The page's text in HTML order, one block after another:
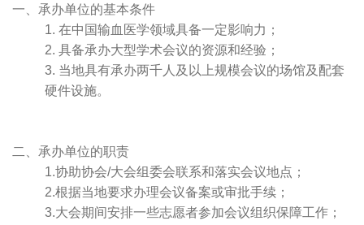
一、承办单位的基本条件
1. 在中国输血医学领域具备一定影响力；
2. 具备承办大型学术会议的资源和经验；
3. 当地具有承办两千人及以上规模会议的场馆及配套
硬件设施。
二、承办单位的职责
1.协助协会/大会组委会联系和落实会议地点；
2.根据当地要求办理会议备案或审批手续；
3.大会期间安排一些志愿者参加会议组织保障工作；